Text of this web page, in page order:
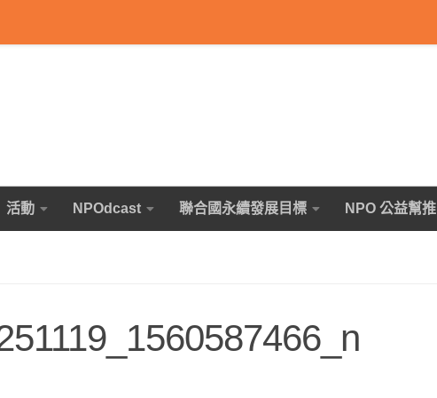
活動 NPOdcast 聯合國永續發展目標 NPO 公益幫推